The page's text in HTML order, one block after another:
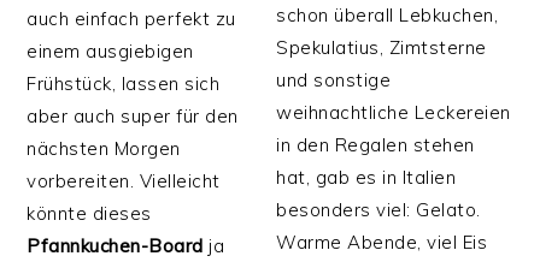
auch einfach perfekt zu
einem ausgiebigen
Frühstück, lassen sich
aber auch super für den
nächsten Morgen
vorbereiten. Vielleicht
könnte dieses
Pfannkuchen-Board ja
schon überall Lebkuchen,
Spekulatius, Zimtsterne
und sonstige
weihnachtliche Leckereien
in den Regalen stehen
hat, gab es in Italien
besonders viel: Gelato.
Warme Abende, viel Eis